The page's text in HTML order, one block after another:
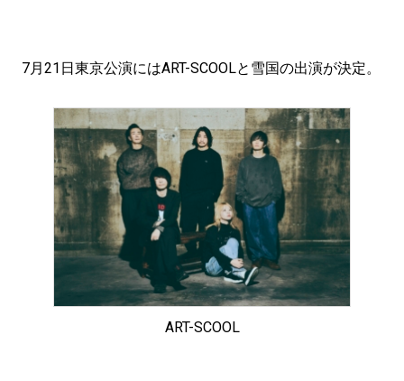
7月21日東京公演にはART-SCOOLと雪国の出演が決定。
ART-SCOOL